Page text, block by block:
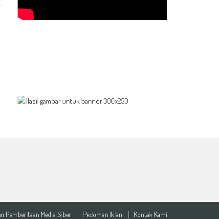
Pemberitaan Media Siber Pedoman Iklan Kontak Kami